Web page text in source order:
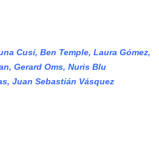
Cusí, Ben Temple, Laura Gómez,
Gerard Oms, Nuris Blu
Juan Sebastián Vásquez